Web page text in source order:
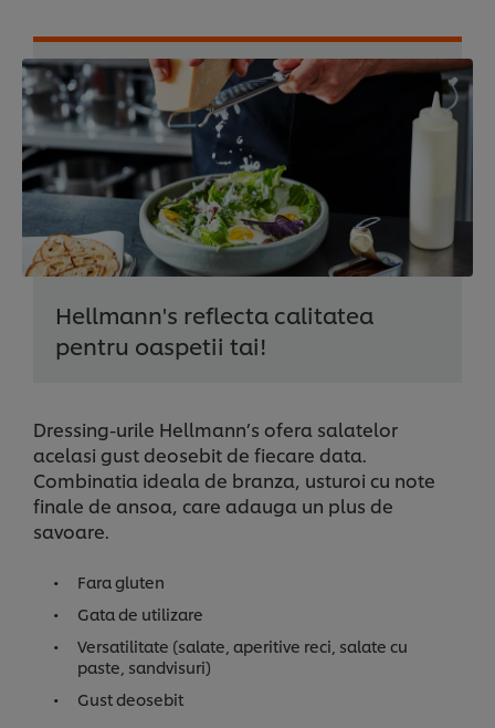
Hellmann's reflecta calitatea
pentru oaspetii tai!
Dressing-urile Hellmann’s ofera salatelor
acelasi gust deosebit de fiecare data.
Combinatia ideala de branza, usturoi cu note
finale de ansoa, care adauga un plus de
savoare.
Fara gluten
Gata de utilizare
Versatilitate (salate, aperitive reci, salate cu
paste, sandvisuri)
Gust deosebit